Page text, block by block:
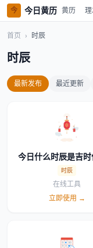
今 今日黄历 黄历
首页 › 时辰
时辰
最新发布 最近更新
今日什么时辰是吉时
辰是凶时详细一览
时辰
在线工具
立即使用 →